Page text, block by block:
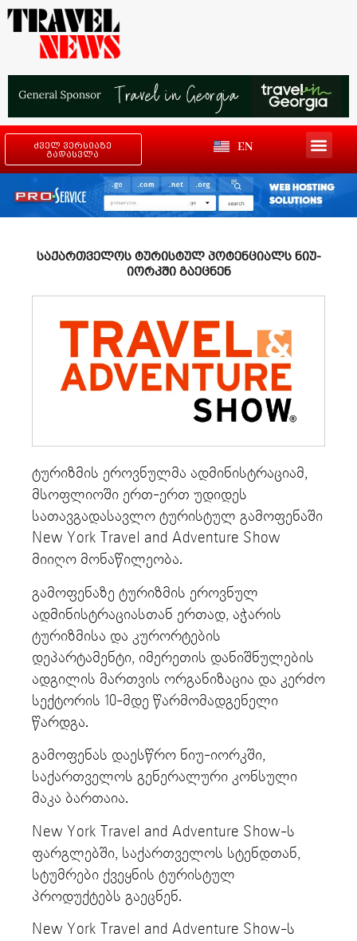
ძველ ვერსიაზე
გადასვლა
EN
საქართველოს ტურისტულ პოტენციალს ნიუ-
იორკში გაეცნენ
ტურიზმის ეროვნულმა ადმინისტრაციამ,
მსოფლიოში ერთ-ერთ უდიდეს
სათავგადასავლო ტურისტულ გამოფენაში
New York Travel and Adventure Show
მიიღო მონაწილეობა.
გამოფენაზე ტურიზმის ეროვნულ
ადმინისტრაციასთან ერთად, აჭარის
ტურიზმისა და კურორტების
დეპარტამენტი, იმერეთის დანიშნულების
ადგილის მართვის ორგანიზაცია და კერძო
სექტორის 10-მდე წარმომადგენელი
წარდგა.
გამოფენას დაესწრო ნიუ-იორკში,
საქართველოს გენერალური კონსული
მაკა ბართაია.
New York Travel and Adventure Show-ს
ფარგლებში, საქართველოს სტენდთან,
სტუმრები ქვეყნის ტურისტულ
პროდუქტებს გაეცნენ.
New York Travel and Adventure Show-ს